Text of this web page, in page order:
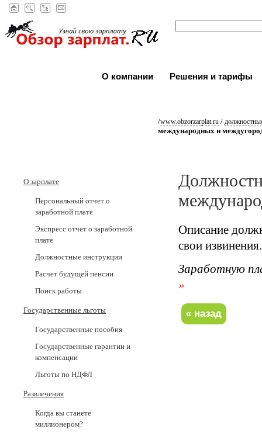
О компании Решения и тарифы
/www.obzorzarplat.ru /
международных и
О зарплате
Персональный отчет о
заработной плате
Экспресс отчет о заработной
плате
Должностные инструкции
Расчет будущей пенсии
Поиск работы
Государственные льготы
Государственные пособия
Государственные гарантии и
компенсации
Льготы по НДФЛ
Развлечения
Когда вы станете
миллионером?
Описание
свои извинения.
Заработную
»